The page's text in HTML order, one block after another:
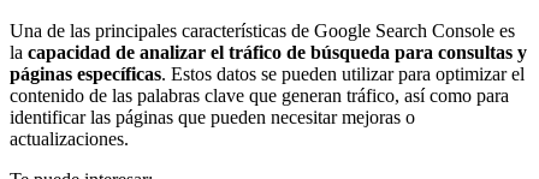
Una de las principales características de Google Search Console es
la capacidad de analizar el tráfico de búsqueda para consultas y
páginas específicas. Estos datos se pueden utilizar para optimizar el
contenido de las palabras clave que generan tráfico, así como para
identificar las páginas que pueden necesitar mejoras o
actualizaciones.